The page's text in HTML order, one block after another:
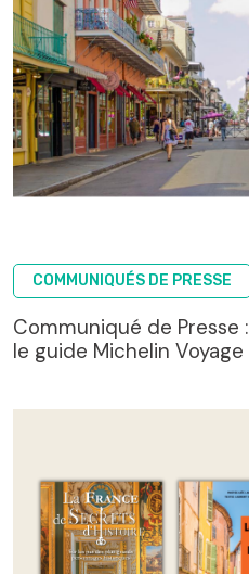
COMMUNIQUÉS DE PRESSE
Communiqué de Presse
le guide Michelin